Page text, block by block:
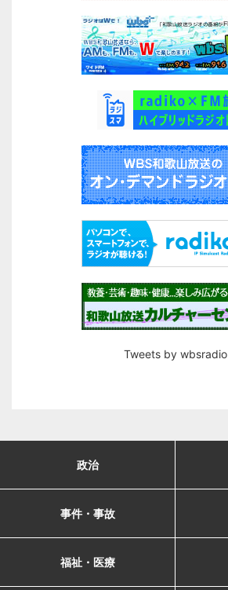
Tweets by wbsradio
政治
事件・事故
福祉・医療